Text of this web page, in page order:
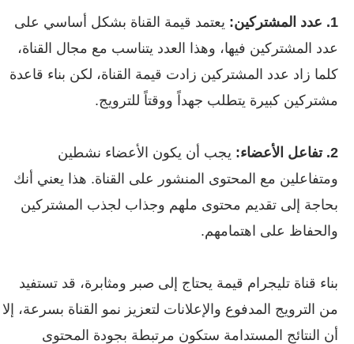
1. عدد المشتركين:
يعتمد قيمة القناة بشكل أساسي على
عدد المشتركين فيها، وهذا العدد يتناسب مع مجال القناة،
كلما زاد عدد المشتركين زادت قيمة القناة، لكن بناء قاعدة
مشتركين كبيرة يتطلب جهداً ووقتاً للترويج.
2. تفاعل الأعضاء:
يجب أن يكون الأعضاء نشطين
ومتفاعلين مع المحتوى المنشور على القناة. هذا يعني أنك
بحاجة إلى تقديم محتوى ملهم وجذاب لجذب المشتركين
والحفاظ على اهتمامهم.
بناء قناة تليجرام قيمة يحتاج إلى صبر ومثابرة، قد تستفيد
من الترويج المدفوع والإعلانات لتعزيز نمو القناة بسرعة، إلا
أن النتائج المستدامة ستكون مرتبطة بجودة المحتوى